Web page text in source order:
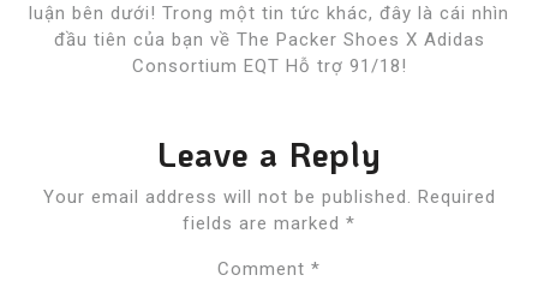
luận bên dưới! Trong một tin tức khác, đây là cái nhìn
đầu tiên của bạn về The Packer Shoes X Adidas
Consortium EQT Hỗ trợ 91/18!
Leave a Reply
Your email address will not be published.
Required
fields are marked *
Comment *